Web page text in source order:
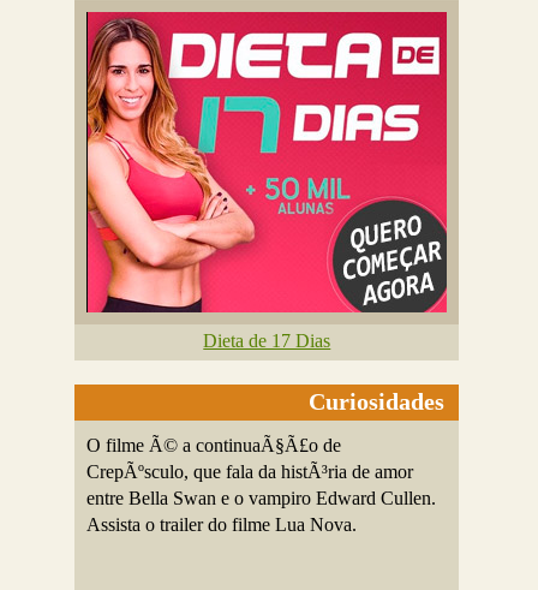
Dieta de 17 Dias
Curiosidades
O filme Ã© a continuaÃ§Ã£o de
CrepÃºsculo, que fala da histÃ³ria de amor
entre Bella Swan e o vampiro Edward Cullen.
Assista o trailer do filme Lua Nova.